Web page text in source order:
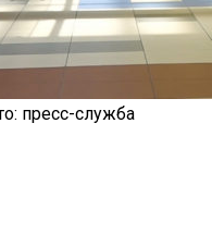
пресс-служба